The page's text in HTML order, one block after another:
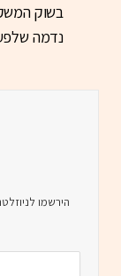
בשוק
נדמה
הירשמו